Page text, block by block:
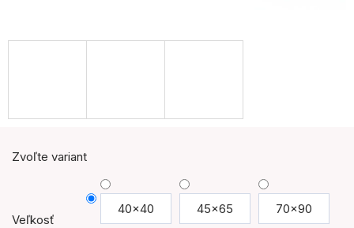
Zvoľte variant
Veľkosť
40x40 45x65 70x90